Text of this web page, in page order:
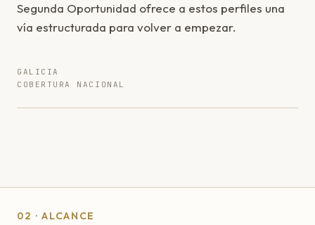
Segunda Oportunidad ofrece a estos perfiles una
vía estructurada para volver a empezar.
GALICIA
COBERTURA NACIONAL
02 · ALCANCE